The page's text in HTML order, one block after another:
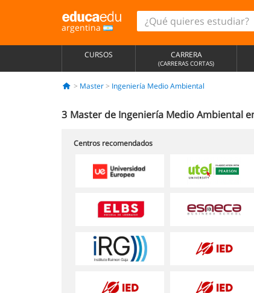
argentina
CURSOS CARRERA
(CARRERAS CORTAS)
Master Ingeniería Medio Ambiental
3 Master de Ingeniería Medio Ambiental
Centros recomendados